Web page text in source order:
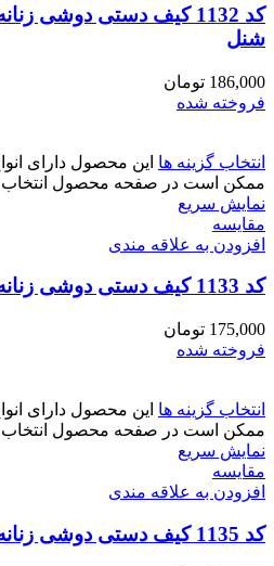
کد 1132 کیف دستی دوشی
شنل
186,000 تومان
فروخته شده
انتخاب گزینه ها این محصول دارای
ممکن است در صفحه محصول انتخاب
نمایش سریع
مقايسه
افزودن به علاقه مندی
کد 1133 کیف دستی دوشی زنانه شنل جلو بافت
175,000 تومان
فروخته شده
انتخاب گزینه ها این محصول دارای
ممکن است در صفحه محصول انتخاب
نمایش سریع
مقايسه
افزودن به علاقه مندی
کد 1135 کیف دستی دوشی زنانه آویز منگوله دار